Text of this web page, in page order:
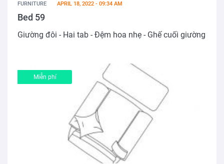
FURNITURE APRIL 18, 2022 - 09:34 AM
Bed 59
Giường đôi - Hai tab - Đệm hoa nhẹ - Ghế cuối giường
Miễn phí